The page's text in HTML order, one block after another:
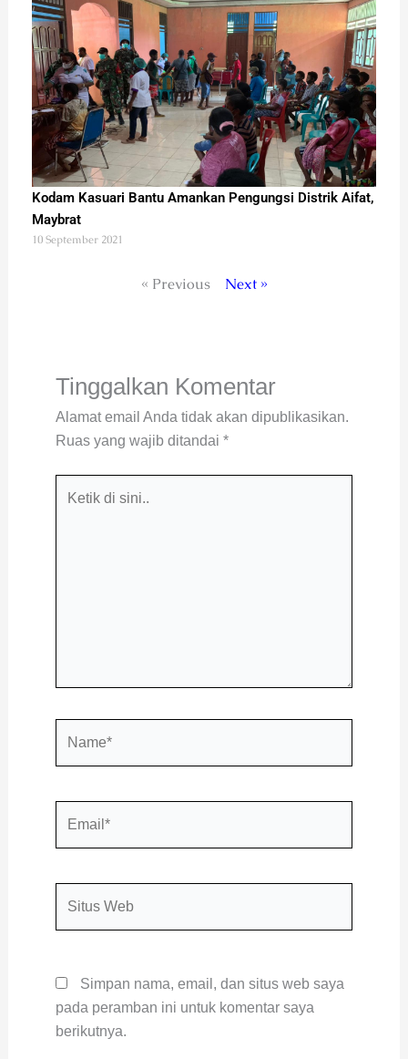
Kodam Kasuari Bantu Amankan Pengungsi Distrik Aifat,
Maybrat
10 September 2021
« Previous Next »
Tinggalkan Komentar
Alamat email Anda tidak akan dipublikasikan.
Ruas yang wajib ditandai *
Simpan nama, email, dan situs web saya
pada peramban ini untuk komentar saya
berikutnya.